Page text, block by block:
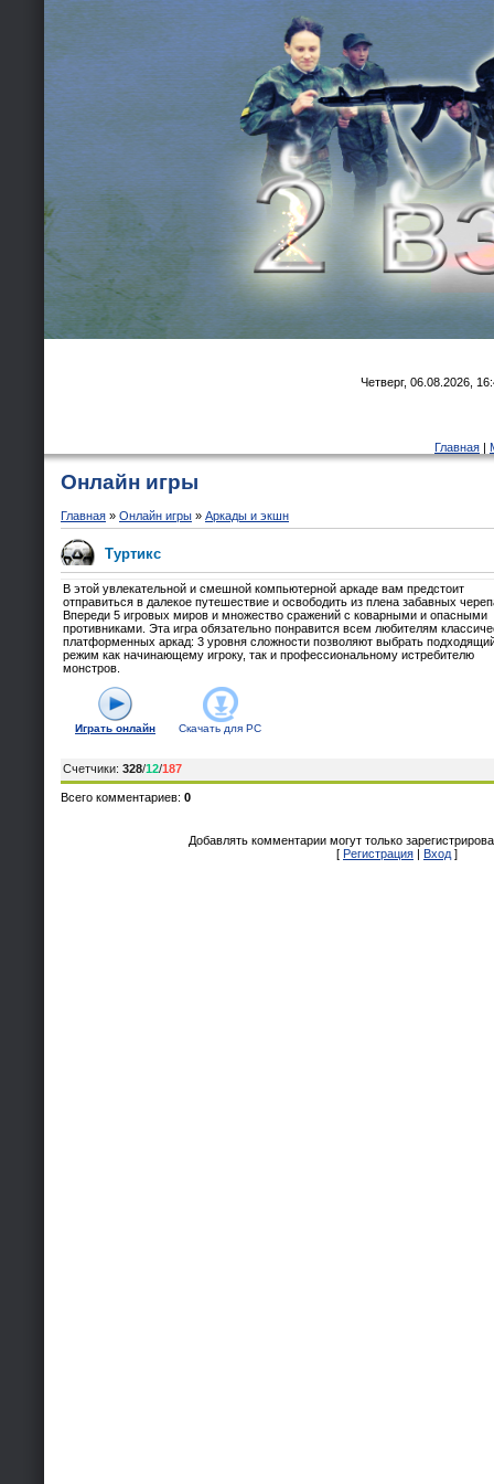
Четверг, 06.08.2026,
Главная
Онлайн игры
Главная » Онлайн игры » Аркады и экшн
Туртикс
В этой увлекательной и смешной компьютерной аркаде вам предстоит
отправиться в далекое путешествие и освободить из плена забавных
Впереди 5 игровых миров и множество сражений с коварными и опасными
противниками. Эта игра обязательно понравится всем любителям
платформенных аркад: 3 уровня сложности позволяют выбрать
режим как начинающему игроку, так и профессиональному истребителю
монстров.
Играть онлайн Скачать для PC
Счетчики: 328/12/187
Всего комментариев: 0
Добавлять комментарии могут только
[ Регистрация | Вход ]